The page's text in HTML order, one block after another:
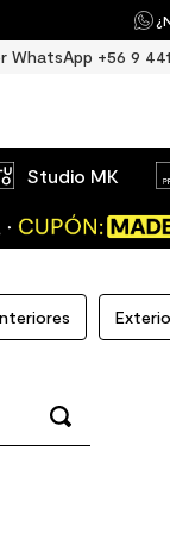
WhatsApp +56 9
Studio MK